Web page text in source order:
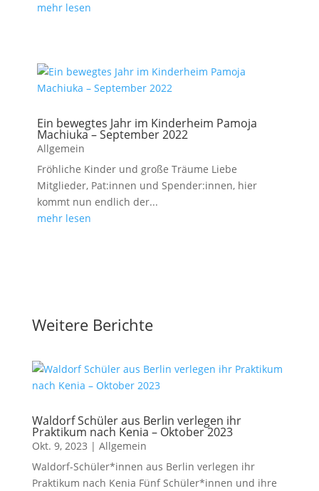
mehr lesen
Ein bewegtes Jahr im Kinderheim Pamoja
Machiuka – September 2022
Allgemein
Fröhliche Kinder und große Träume Liebe
Mitglieder, Pat:innen und Spender:innen, hier
kommt nun endlich der...
mehr lesen
Weitere Berichte
Waldorf Schüler aus Berlin verlegen ihr
Praktikum nach Kenia – Oktober 2023
Okt. 9, 2023 | Allgemein
Waldorf-Schüler*innen aus Berlin verlegen ihr
Praktikum nach Kenia Fünf Schüler*innen und ihre